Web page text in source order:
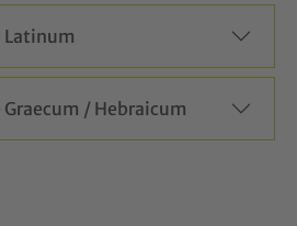
Latinum
/ Hebraicum